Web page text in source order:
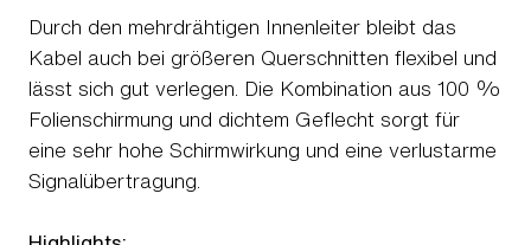
Durch den mehrdrähtigen Innenleiter bleibt das
Kabel auch bei größeren Querschnitten flexibel und
lässt sich gut verlegen. Die Kombination aus 100 %
Folienschirmung und dichtem Geflecht sorgt für
eine sehr hohe Schirmwirkung und eine verlustarme
Signalübertragung.